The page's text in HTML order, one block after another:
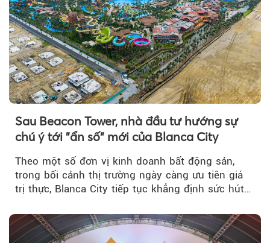
Sau Beacon Tower, nhà đầu tư hướng sự
chú ý tới "ẩn số" mới của Blanca City
Theo một số đơn vị kinh doanh bất động sản,
trong bối cảnh thị trường ngày càng ưu tiên giá
trị thực, Blanca City tiếp tục khẳng định sức hút